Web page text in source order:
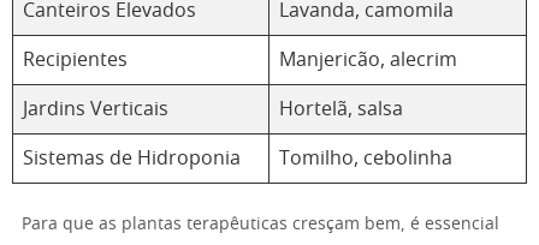
Canteiros Elevados Lavanda, camomila
Recipientes Manjericão, alecrim
Jardins Verticais Hortelã, salsa
Sistemas de Hidroponia Tomilho, cebolinha
Para que as plantas terapêuticas cresçam bem, é essencial